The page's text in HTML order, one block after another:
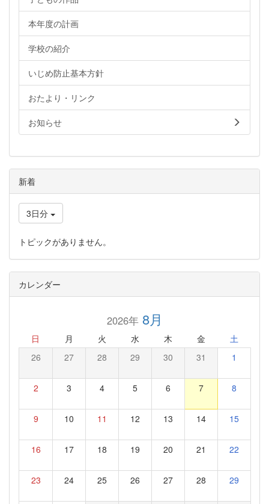
本年度の計画
学校の紹介
いじめ防止基本方針
おたより・リンク
お知らせ
新着
3日分
トピックがありません。
カレンダー
2026年8月
日 月 火 水 木 金 土
26 27 28 29 30 31 1
2 3 4 5 6 7 8
9 10 11 12 13 14 15
16 17 18 19 20 21 22
23 24 25 26 27 28 29